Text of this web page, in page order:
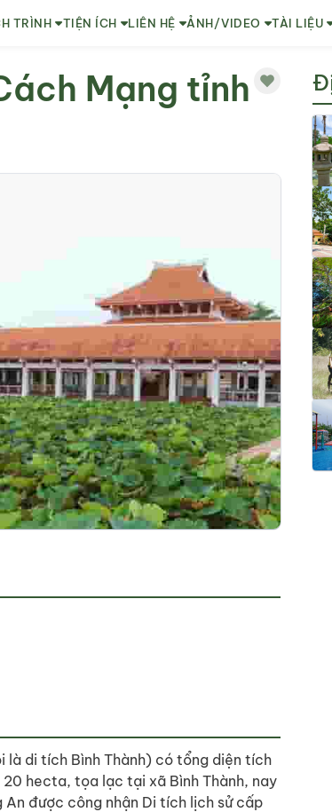
TRÌNH TIỆN ÍCH LIÊN HỆ ẢNH/VIDEO TÀI LIỆU
Mạng tỉnh
là di tích Bình Thành) có tổng diện tích
hecta, tọa lạc tại xã Bình Thành, nay
An được công nhận Di tích lịch sử cấp